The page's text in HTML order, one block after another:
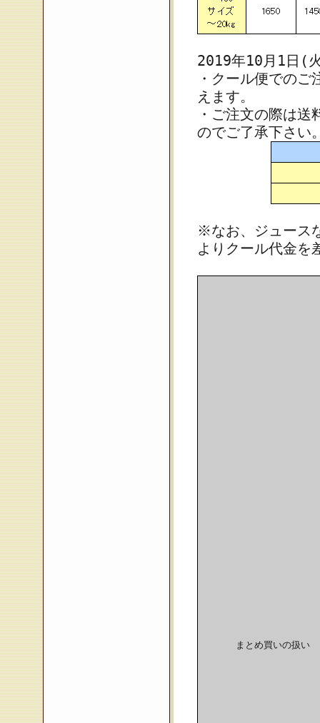
2019年10月1日(
・クール便での
えます。
・ご注文の際は
のでご了承下さい
※なお、ジュース
よりクール代金を
まとめ買いの扱い